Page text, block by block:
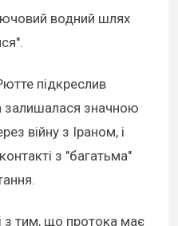
водний шлях
підкреслив
залишалася значною
війну з Іраном, і
з "багатьма"
з тим, що протока має